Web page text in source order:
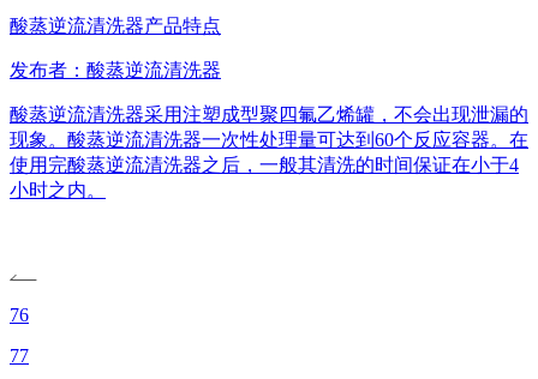
酸蒸逆流清洗器产品特点
发布者：酸蒸逆流清洗器
酸蒸逆流清洗器采用注塑成型聚四氟乙烯罐，不会出现泄漏的
现象。酸蒸逆流清洗器一次性处理量可达到60个反应容器。在
使用完酸蒸逆流清洗器之后，一般其清洗的时间保证在小于4
小时之内。
76
77